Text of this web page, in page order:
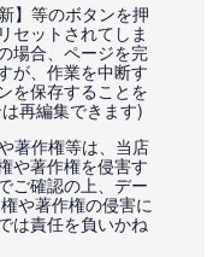
】等のボタンを押
セットされてしま
場合、ページを完
が、作業を中断す
を保存することを
再編集できます)
著作権等は、当店
や著作権を侵害す
ご確認の上、デー
や著作権の侵害に
は責任を負いかね